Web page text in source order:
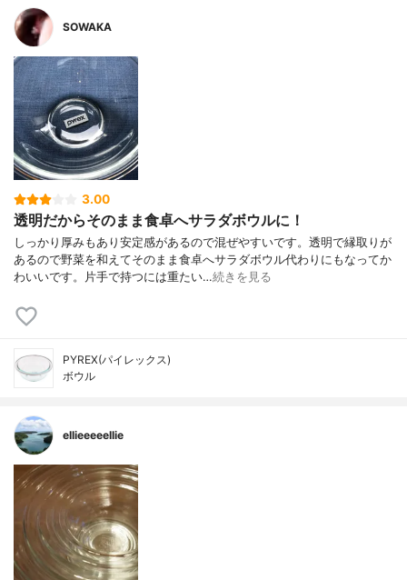
SOWAKA
3.00
透明だからそのまま食卓へサラダボウルに！
しっかり厚みもあり安定感があるので混ぜやすいです。透明で縁取りが
あるので野菜を和えてそのまま食卓へサラダボウル代わりにもなってか
わいいです。片手で持つには重たい…続きを見る
PYREX(パイレックス)
ボウル
ellieeeeellie